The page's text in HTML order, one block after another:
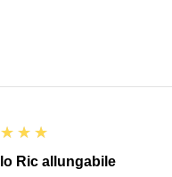
Ric allungabile